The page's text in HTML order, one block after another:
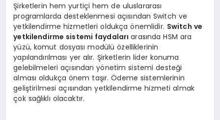
Şirketlerin hem yurtiçi hem de uluslararası
programlarda desteklenmesi açısından Switch ve
yetkilendirme hizmetleri oldukça önemlidir. Switch ve
yetkilendirme sistemi faydalarıarasında HSM ara
yüzü, komut dosyası modülü özelliklerinin
yapılandırılması yer alır. Şirketlerin lider konuma
gelebilmeleri açısından yönetim sistemi desteği
alması oldukça önem taşır. Ödeme sistemlerinin
geliştirilmesi açısından yetkilendirme hizmeti almak
çok sağlıklı olacaktır.